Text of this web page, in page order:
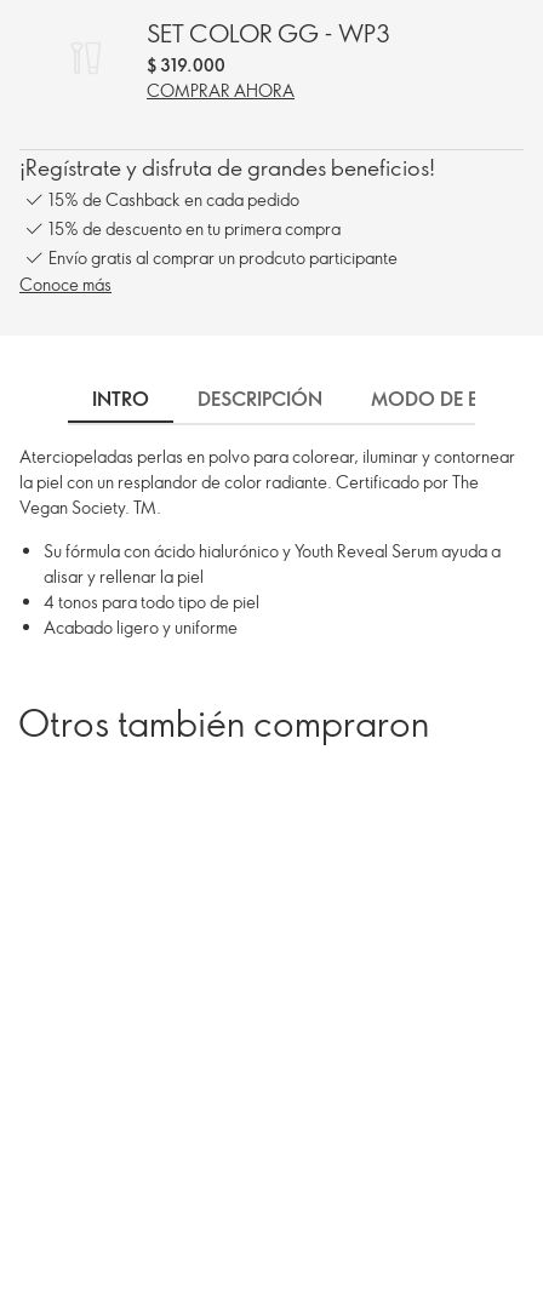
SET COLOR GG - WP3
$ 319.000
COMPRAR AHORA
¡Regístrate y disfruta de grandes beneficios!
15% de Cashback en cada pedido
15% de descuento en tu primera compra
Envío gratis al comprar un prodcuto participante
Conoce más
INTRO DESCRIPCIÓN MODO DE EMPLEO
Aterciopeladas perlas en polvo para colorear, iluminar y contornear
la piel con un resplandor de color radiante. Certificado por The
Vegan Society. TM.
Su fórmula con ácido hialurónico y Youth Reveal Serum ayuda a
alisar y rellenar la piel
4 tonos para todo tipo de piel
Acabado ligero y uniforme
Otros también compraron